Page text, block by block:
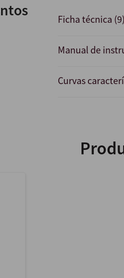
Ficha técnica (9)
Manual de
Curvas